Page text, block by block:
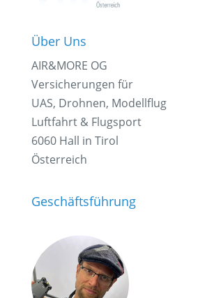
Über Uns
AIR&MORE OG
Versicherungen für
UAS, Drohnen, Modellflug
Luftfahrt & Flugsport
6060 Hall in Tirol
Österreich
Geschäftsführung